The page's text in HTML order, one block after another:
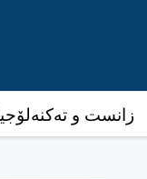
زانست و